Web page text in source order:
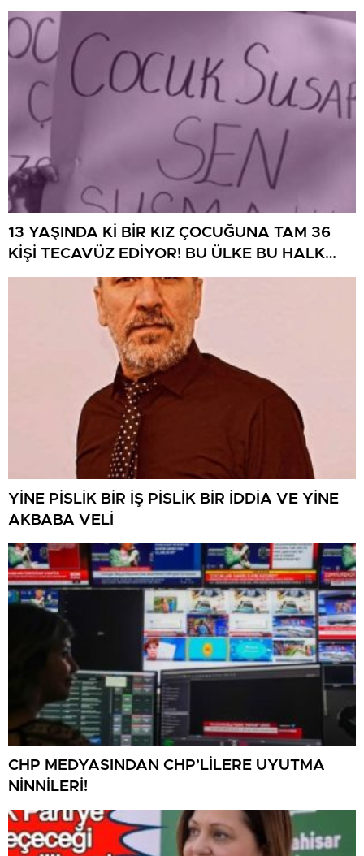
DAHA!
13 YAŞINDA Kİ BİR KIZ ÇOCUĞUNA TAM 36
KİŞİ TECAVÜZ EDİYOR! BU ÜLKE BU HALK
NEREYE SAVRULDU NASIL SAVRULDU!
YİNE PİSLİK BİR İŞ PİSLİK BİR İDDİA VE YİNE
AKBABA VELİ
CHP MEDYASINDAN CHP’LİLERE UYUTMA
NİNNİLERİ!